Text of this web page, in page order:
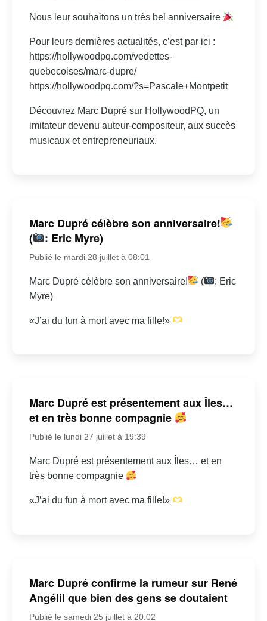
Nous leur souhaitons un très bel anniversaire
Pour leurs dernières actualités, c’est par ici :
https://hollywoodpq.com/vedettes-
quebecoises/marc-dupre/
https://hollywoodpq.com/?s=Pascale+Montpetit
Découvrez Marc Dupré sur HollywoodPQ, un
imitateur devenu auteur-compositeur, aux succès
musicaux et entrepreneuriaux.
Marc Dupré célèbre son anniversaire!
(
: Eric Myre)
Publié le mardi 28 juillet à 08:01
Marc Dupré célèbre son anniversaire! (
: Eric
Myre)
«J’ai du fun à mort avec ma fille!»
Marc Dupré est présentement aux Îles…
et en très bonne compagnie
Publié le lundi 27 juillet à 19:39
Marc Dupré est présentement aux Îles… et en
très bonne compagnie
«J’ai du fun à mort avec ma fille!»
Marc Dupré confirme la rumeur sur René
Angélil que bien des gens se doutaient
Publié le samedi 25 juillet à 20:02